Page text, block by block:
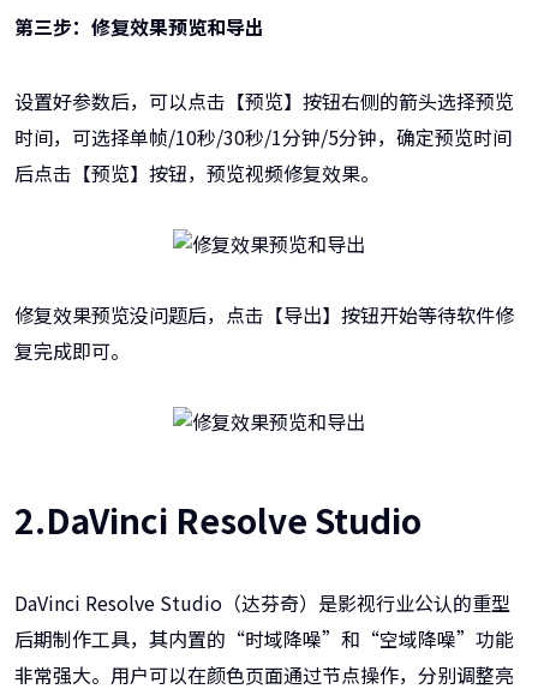
第三步：修复效果预览和导出
设置好参数后，可以点击【预览】按钮右侧的箭头选择预览
时间，可选择单帧/10秒/30秒/1分钟/5分钟，确定预览时间
后点击【预览】按钮，预览视频修复效果。
修复效果预览没问题后，点击【导出】按钮开始等待软件修
复完成即可。
2.DaVinci Resolve Studio
DaVinci Resolve Studio（达芬奇）是影视行业公认的重型
后期制作工具，其内置的“时域降噪”和“空域降噪”功能
非常强大。用户可以在颜色页面通过节点操作，分别调整亮